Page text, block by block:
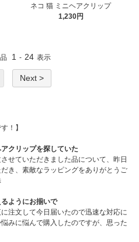
ネコ 猫 ミニヘアクリップ
1,230円
1 - 24 表示
Next >
！】
クリップを探していた
せていただきました品について、昨日
き、素敵なラッピングをありがとうご
ようにお揃いで
注文して今日届いたので迅速な対応に
みに悩んで購入したのですが、思った